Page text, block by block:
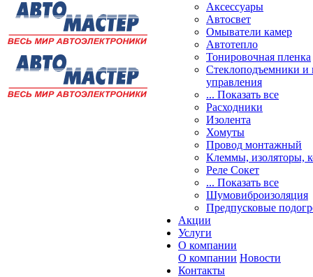
Аксессуары
Автосвет
Омыватели камер
Автотепло
Тонировочная пленка
Стеклоподъемники и
управления
... Показать все
Расходники
Изолента
Хомуты
Провод монтажный
Клеммы, изоляторы,
Реле Сокет
... Показать все
Шумовиброизоляция
Предпусковые
Акции
Услуги
О компании
О компании Новости
Контакты